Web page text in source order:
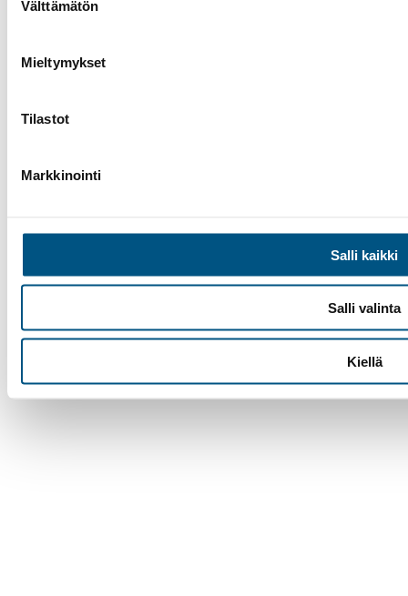
valinta
Välttämätön
Mieltymykset
Tilastot
Markkinointi
Salli kaikki
Salli valinta
Kiellä
Instagram
LinkedIn
Suomen Hissiurakointi Oy©2025Sivusto Lenken